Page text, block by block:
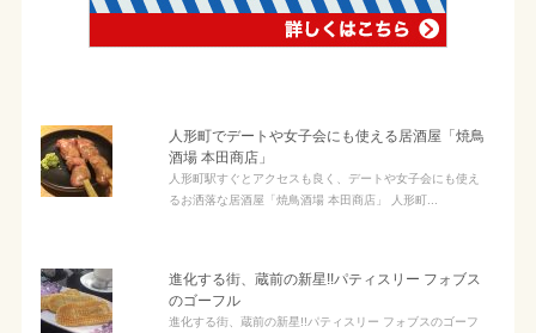
人形町でデートや女子会にも使える居酒屋「焼鳥
酒場 本田商店」
人形町駅すぐとアクセスも良く、デートや女子会にも使え
るお洒落な居酒屋「焼鳥酒場 本田商店」 人形町...
進化する街、蔵前の新星!!パティスリー フォブス
のゴーフル
進化する街、蔵前の新星!!パティスリー フォブスのゴーフ